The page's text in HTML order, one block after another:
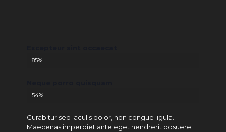
85%
54%
Curabitur sed iaculis dolor, non congue ligula.
Maecenas imperdiet ante eget hendrerit posuere.